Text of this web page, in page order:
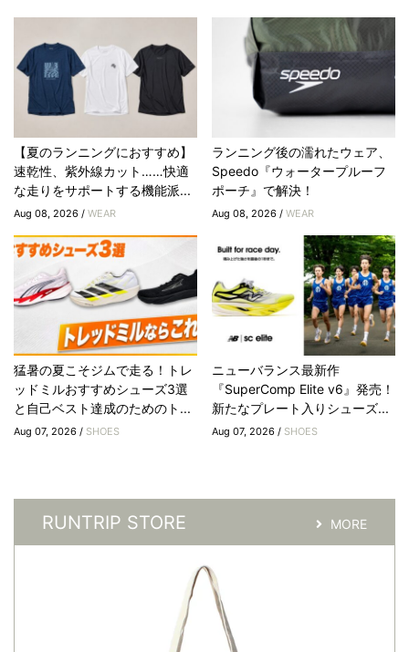
【夏のランニングにおすすめ】
速乾性、紫外線カット……快適
な走りをサポートする機能派...
Aug 08, 2026 / WEAR
ランニング後の濡れたウェア、
Speedo『ウォータープルーフ
ポーチ』で解決！
Aug 08, 2026 /WEAR
猛暑の夏こそジムで走る！トレ
ッドミルおすすめシューズ3選
と自己ベスト達成のためのト...
Aug 07, 2026 / SHOES
ニューバランス最新作
『SuperComp Elite v6』発売！
新たなプレート入りシューズ...
Aug 07, 2026 / SHOES
RUNTRIP STORE MORE